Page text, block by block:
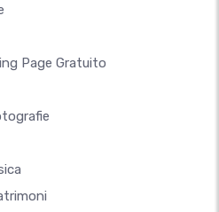
Page Gratuito